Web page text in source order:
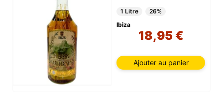
1 Litre
26%
Ibiza
18,95 €
Ajouter au panier